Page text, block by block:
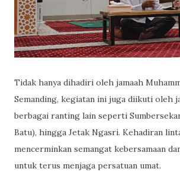
Tidak hanya dihadiri oleh jamaah
Semanding, kegiatan ini juga diikuti oleh
berbagai ranting lain seperti
Batu), hingga Jetak Ngasri. Kehadiran
mencerminkan semangat kebersamaan
untuk terus menjaga persatuan umat.